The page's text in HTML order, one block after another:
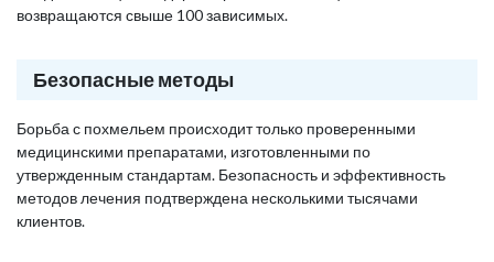
возвращаются свыше 100 зависимых.
Безопасные методы
Борьба с похмельем происходит только проверенными
медицинскими препаратами, изготовленными по
утвержденным стандартам. Безопасность и эффективность
методов лечения подтверждена несколькими тысячами
клиентов.